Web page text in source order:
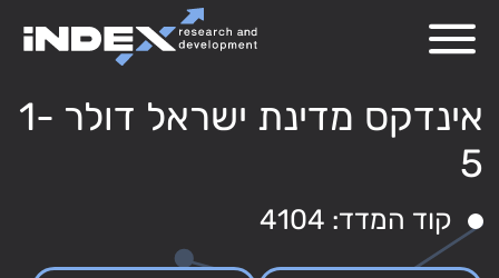
אינדקס מדינת ישראל דולר 1-
5
קוד המדד: 4104